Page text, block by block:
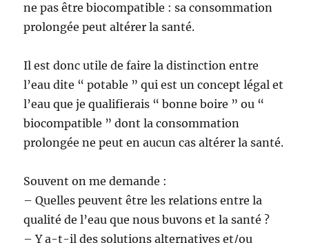
ne pas être biocompatible : sa consommation
prolongée peut altérer la santé.
Il est donc utile de faire la distinction entre
l’eau dite “ potable ” qui est un concept légal et
l’eau que je qualifierais “ bonne boire ” ou “
biocompatible ” dont la consommation
prolongée ne peut en aucun cas altérer la santé.
Souvent on me demande :
– Quelles peuvent être les relations entre la
qualité de l’eau que nous buvons et la santé ?
– Y a-t-il des solutions alternatives et/ou